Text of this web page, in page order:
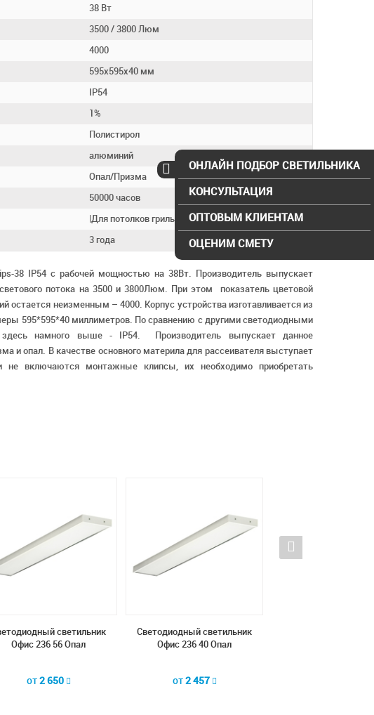
38 Вт
3500 / 3800 Люм
4000
595х595х40 мм
IP54
1%
Полистирол
алюминий
Опал/Призма
50000 часов
|Для потолков грильято|
3 года
38 IP54 с рабочей мощностью на 38Вт. Производитель выпускает
потока на 3500 и 3800Люм. При этом показатель цветовой
остается неизменным – 4000. Корпус устройства изготавливается из
595*595*40 миллиметров. По сравнению с другими светодиодными
здесь намного выше - IP54. Производитель выпускает данное
и опал. В качестве основного материла для рассеивателя выступает
не включаются монтажные клипсы, их необходимо приобретать
светильник
Офис 236 56 Опал
от2 650
Светодиодный светильник
Офис 236 40 Опал
от2 457
ОНЛАЙН ПОДБОР СВЕТИЛЬНИКА
КОНСУЛЬТАЦИЯ
ОПТОВЫМ КЛИЕНТАМ
ОЦЕНИМ СМЕТУ